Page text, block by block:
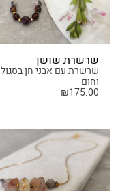
שרשרת שושן
שרשרת עם אבני חן בסגול
וחום
₪175.00